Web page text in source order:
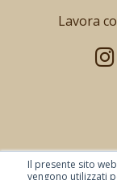
Il presente sito
vengono utilizzati
Lavora